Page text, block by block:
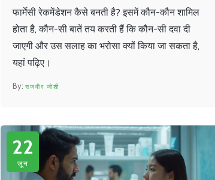
फार्मेसी रेकमेंडेशन कैसे बनती है? इसमें कौन-कौन शामिल
होता है, कौन-सी बातें तय करती हैं कि कौन-सी दवा दी
जाएगी और उस सलाह का भरोसा क्यों किया जा सकता है,
यहां पढ़िए।
राजवीर जोशी
22
जून